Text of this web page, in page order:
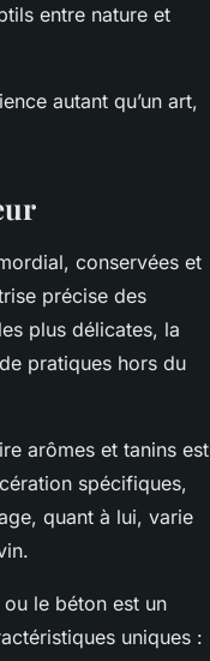
entre nature et
autant qu’un art,
conservées et
précise des
plus délicates, la
pratiques hors du
arômes et tanins est
spécifiques,
quant à lui, varie
le béton est un
uniques :